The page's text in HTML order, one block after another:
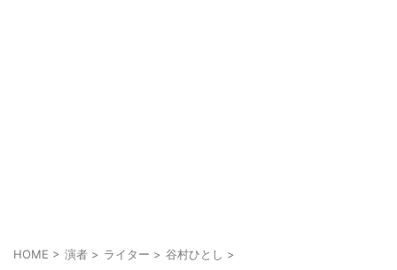
HOME > 演者 > ライター > 谷村ひとし >